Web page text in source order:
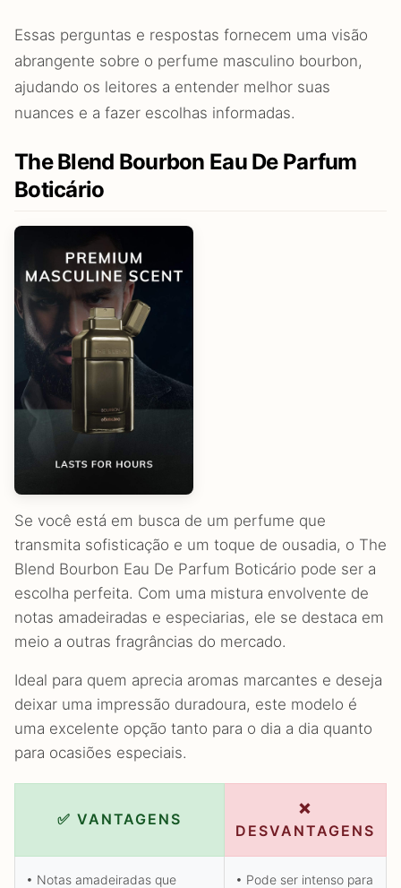
Essas perguntas e respostas fornecem uma visão
abrangente sobre o perfume masculino bourbon,
ajudando os leitores a entender melhor suas
nuances e a fazer escolhas informadas.
The Blend Bourbon Eau De Parfum
Boticário
Se você está em busca de um perfume que
transmita sofisticação e um toque de ousadia, o The
Blend Bourbon Eau De Parfum Boticário pode ser a
escolha perfeita. Com uma mistura envolvente de
notas amadeiradas e especiarias, ele se destaca em
meio a outras fragrâncias do mercado.
Ideal para quem aprecia aromas marcantes e deseja
deixar uma impressão duradoura, este modelo é
uma excelente opção tanto para o dia a dia quanto
para ocasiões especiais.
✅ VANTAGENS
❌
DESVANTAGENS
• Notas amadeiradas que
• Pode ser intenso para